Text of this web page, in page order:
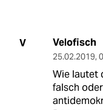
V Velofisch
25.02.2019,
Wie lautet
falsch